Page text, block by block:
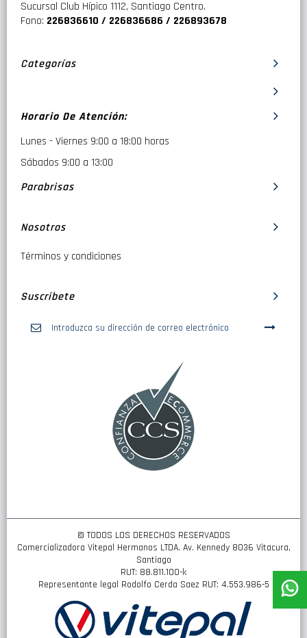
Sucursal Club Hípico 1112, Santiago Centro.
Fono: 226836610 / 226836686 / 226893678
Categorías
Horario De Atención:
Lunes - Viernes 9:00 a 18:00 horas
Sábados 9:00 a 13:00
Parabrisas
Nosotros
Términos y condiciones
Suscribete
© TODOS LOS DERECHOS RESERVADOS
Comercializadora Vitepal Hermanos LTDA. Av. Kennedy 8036 Vitacura,
Santiago
RUT: 88.811.100-k
Representante legal Rodolfo Cerda Saez RUT: 4.553.986-5